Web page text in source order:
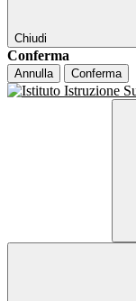
Chiudi
Conferma
Annulla Conferma